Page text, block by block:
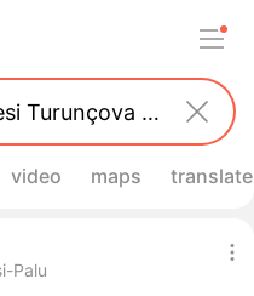
video maps translate
Palu